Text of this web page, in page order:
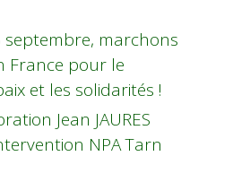
septembre, marchons
France pour le
et les solidarités !
Jean JAURES
NPA Tarn